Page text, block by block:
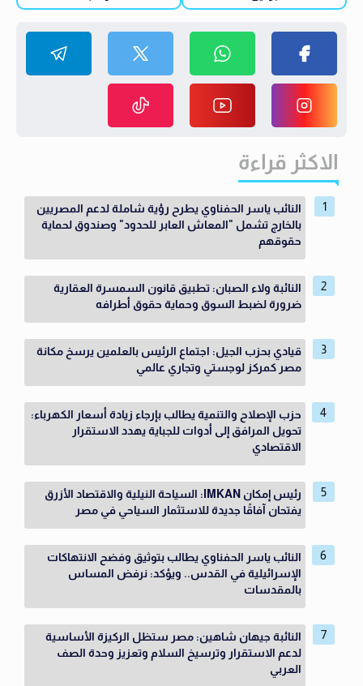
الاكثر قراءة
النائب ياسر الحفناوي يطرح رؤية شاملة لدعم المصريين
بالخارج تشمل "المعاش العابر للحدود" وصندوق لحماية
حقوقهم
النائبة ولاء الصبان: تطبيق قانون السمسرة العقارية
ضرورة لضبط السوق وحماية حقوق أطرافه
قيادي بحزب الجيل: اجتماع الرئيس بالعلمين يرسخ مكانة
مصر كمركز لوجستي وتجاري عالمي
حزب الإصلاح والتنمية يطالب بإرجاء زيادة أسعار الكهرباء:
تحويل المرافق إلى أدوات للجباية يهدد الاستقرار
الاقتصادي
رئيس إمكان IMKAN: السياحة النيلية والاقتصاد الأزرق
يفتحان آفاقًا جديدة للاستثمار السياحي في مصر
النائب ياسر الحفناوي يطالب بتوثيق وفضح الانتهاكات
الإسرائيلية في القدس.. ويؤكد: نرفض المساس
بالمقدسات
النائبة جيهان شاهين: مصر ستظل الركيزة الأساسية
لدعم الاستقرار وترسيخ السلام وتعزيز وحدة الصف
العربي